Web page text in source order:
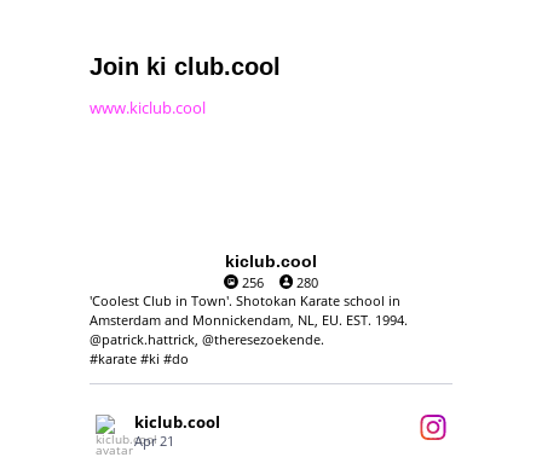
Join ki club.cool
www.kiclub.cool
kiclub.cool
256
280
'Coolest Club in Town'. Shotokan Karate school in
Amsterdam and Monnickendam, NL, EU. EST. 1994.
@patrick.hattrick, @theresezoekende.
#karate #ki #do
kiclub.cool
Apr 21